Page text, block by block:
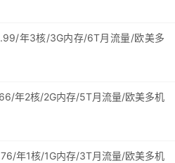
年3核/3G内存/6T月流量/欧美多
年2核/2G内存/5T月流量/欧美多机
年1核/1G内存/3T月流量/欧美多机